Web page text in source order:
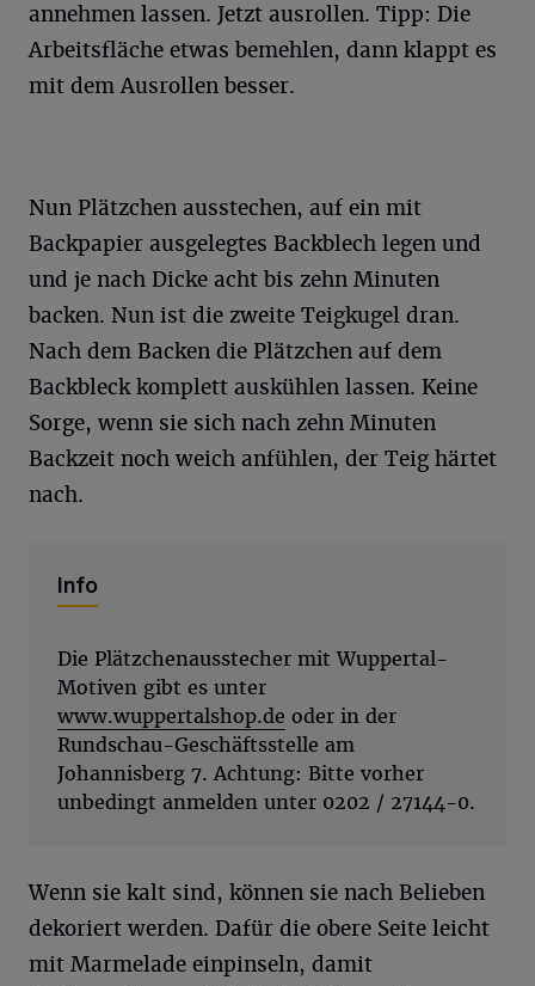
annehmen lassen. Jetzt ausrollen. Tipp: Die
Arbeitsfläche etwas bemehlen, dann klappt es
mit dem Ausrollen besser.
Nun Plätzchen ausstechen, auf ein mit
Backpapier ausgelegtes Backblech legen und
und je nach Dicke acht bis zehn Minuten
backen. Nun ist die zweite Teigkugel dran.
Nach dem Backen die Plätzchen auf dem
Backbleck komplett auskühlen lassen. Keine
Sorge, wenn sie sich nach zehn Minuten
Backzeit noch weich anfühlen, der Teig härtet
nach.
Info
Die Plätzchenausstecher mit Wuppertal-
Motiven gibt es unter
www.wuppertalshop.de oder in der
Rundschau-Geschäftsstelle am
Johannisberg 7. Achtung: Bitte vorher
unbedingt anmelden unter 0202 / 27144-0.
Wenn sie kalt sind, können sie nach Belieben
dekoriert werden. Dafür die obere Seite leicht
mit Marmelade einpinseln, damit